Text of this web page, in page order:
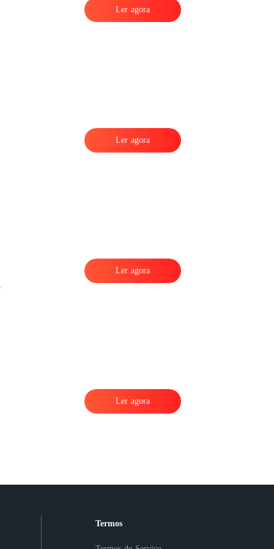
Ler agora
Ler agora
Ler agora
Ler agora
Termos